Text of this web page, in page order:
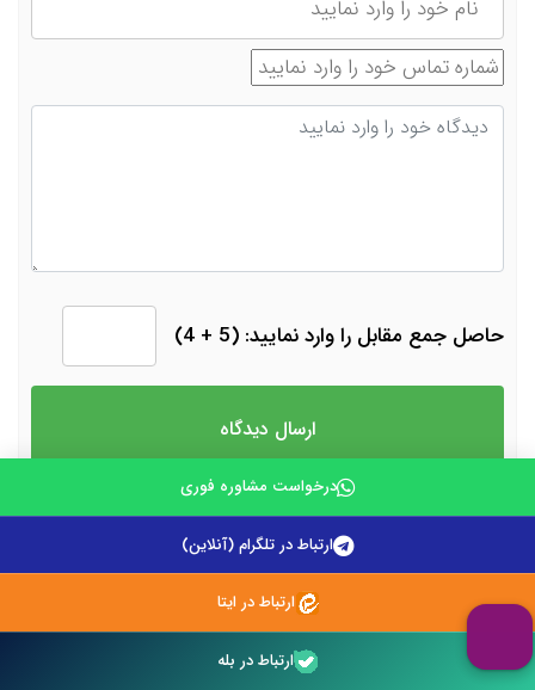
شماره تماس
دیدگاه
حاصل جمع مقابل را وارد نمایید: (5 + 4)
فرم درخواست مشاوره حقوقی
نام
درخواست مشاوره فوری
ارتباط در تلگرام (آنلاین)
ارتباط در ایتا
ارتباط در بله